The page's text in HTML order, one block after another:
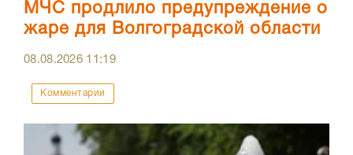
МЧС продлило предупреждение о
жаре для Волгоградской области
08.08.2026 11:19
Комментарии